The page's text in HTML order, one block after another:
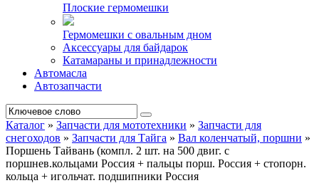
Плоские гермомешки
Гермомешки с овальным дном
Аксессуары для байдарок
Катамараны и принадлежности
Автомасла
Автозапчасти
Каталог » Запчасти для мототехники » Запчасти для
снегоходов » Запчасти для Тайга » Вал коленчатый, поршни »
Поршень Тайвань (компл. 2 шт. на 500 двиг. c
поршнев.кольцами Россия + пальцы порш. Россия + стопорн.
кольца + игольчат. подшипники Россия